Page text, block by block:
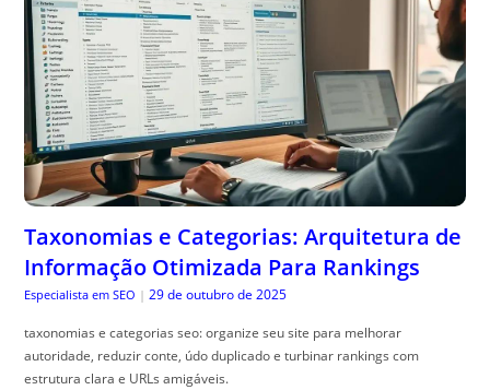
Taxonomias e Categorias: Arquitetura de
Informação Otimizada Para Rankings
Especialista em SEO | 29 de outubro de 2025
taxonomias e categorias seo: organize seu site para melhorar
autoridade, reduzir conte, údo duplicado e turbinar rankings com
estrutura clara e URLs amigáveis.